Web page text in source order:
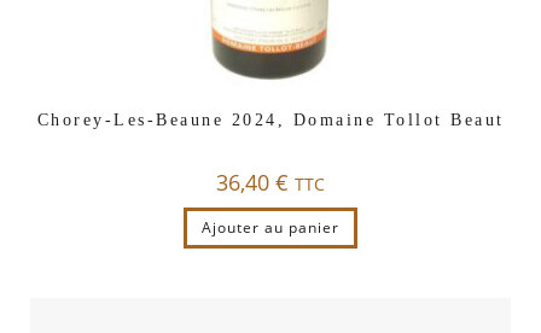
Chorey-Les-Beaune 2024, Domaine Tollot Beaut
36,40 € TTC
Ajouter au panier